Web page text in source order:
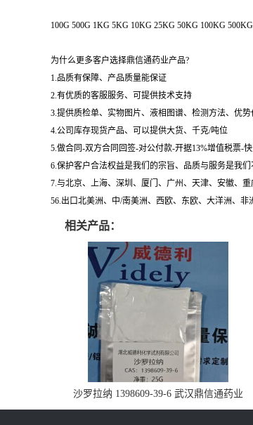
100G 500G 1KG 5KG 10KG 25KG 50KG 100KG
为什么更多客户选择鼎信通药业产品?
1.品质有保障、产品质量能保证
2.有优质的客服服务、可提供技术支持
3.提供质检单、实物图片、液相图谱、检测方法、优势
4.公司库存现货产品、可以提供大货、千克/吨位
5.做合同-双方合同回签-对公付款-开据13%增值税票-
6.保护客户合法权益是我们的宗旨、品质与服务是我
7.与北京、上海、深圳、厦门、广州、天津、安徽、
56.出口北美洲、中/南美洲、西欧、东欧、大洋洲、非
相关产品：
沙罗拉纳 1398609-39-6 武汉鼎信通药业